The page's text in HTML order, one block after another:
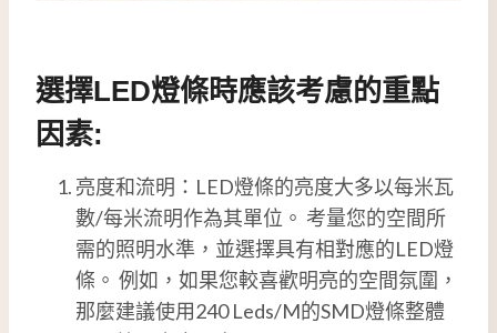
選擇LED燈條時應該考慮的重點
因素:
亮度和流明：LED燈條的亮度大多以每米瓦
數/每米流明作為其單位。 考量您的空間所
需的照明水準，並選擇具有相對應的LED燈
條。 例如，如果您較喜歡明亮的空間氛圍，
那麼建議使用240 Leds/M的SMD燈條整體